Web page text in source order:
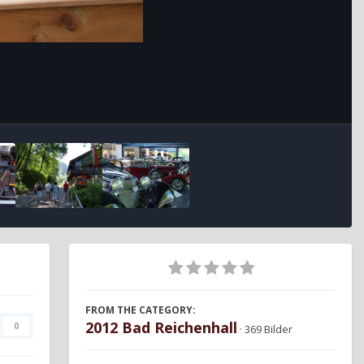
0
FROM THE CATEGORY:
2012 Bad Reichenhall · 369 Bilder